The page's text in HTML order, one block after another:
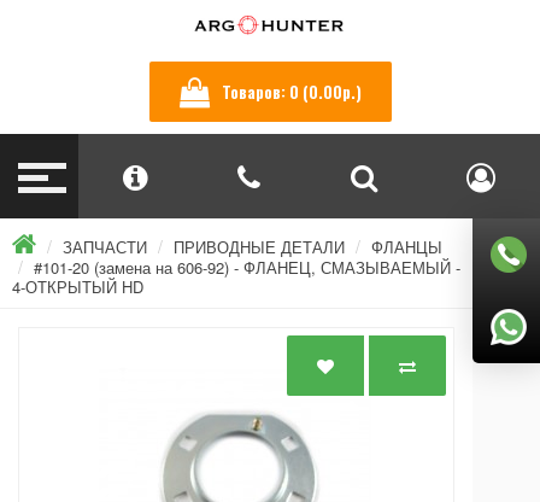
Товаров: 0 (0.00р.)
ЗАПЧАСТИ ПРИВОДНЫЕ ДЕТАЛИ
ФЛАНЦЫ
#101-20 (замена на 606-92) - ФЛАНЕЦ, СМАЗЫВАЕМЫЙ -
4-ОТКРЫТЫЙ HD